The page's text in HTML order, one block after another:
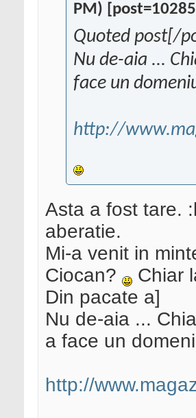
PM) [post=10285
Quoted post[/
Nu de-aia ...
face un
http://
Asta a fost tare.
aberatie.
Mi-a venit in
Ciocan?
Chiar
Din pacate a]
Nu de-aia ...
a face un
http://